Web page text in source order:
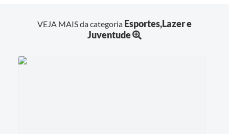
VEJA MAIS da categoria Esportes,Lazer e
Juventude